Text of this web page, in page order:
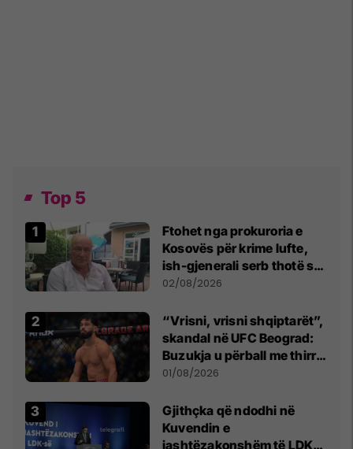
Top 5
Ftohet nga prokuroria e
Kosovës për krime lufte,
ish-gjenerali serb thotë se
dikush e tradhtoi në
02/08/2026
“Vrisni, vrisni shqiptarët”,
skandal në UFC Beograd:
Buzukja u përball me thirrje
anti-shqiptare nga
01/08/2026
Gjithçka që ndodhi në
Kuvendin e
jashtëzakonshëm të LDK-